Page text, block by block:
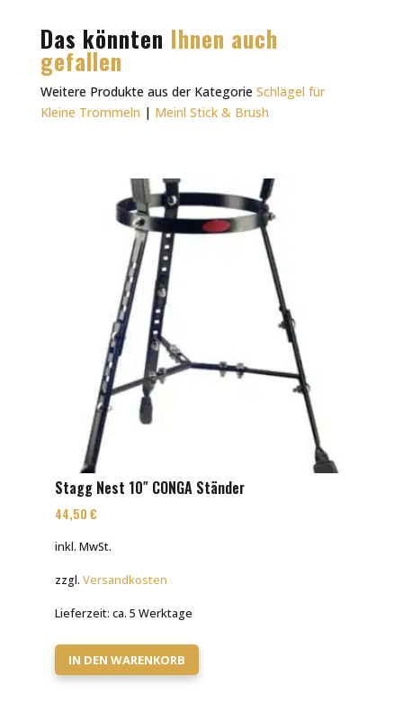
Das könnten Ihnen auch
gefallen
Weitere Produkte aus der Kategorie Schlägel für
Kleine Trommeln | Meinl Stick & Brush
Stagg Nest 10″ CONGA Ständer
44,50 €
inkl. MwSt.
zzgl. Versandkosten
Lieferzeit: ca. 5 Werktage
IN DEN WARENKORB